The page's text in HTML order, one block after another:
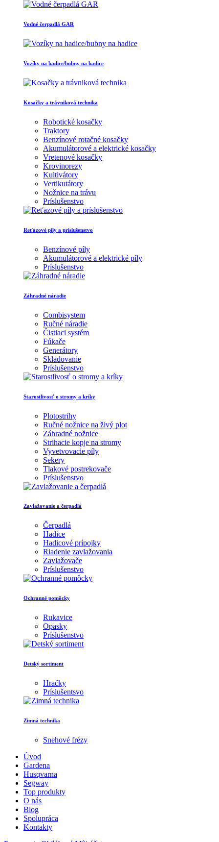
Vodné čerpadlá GAR
Vozíky na hadice/bubny na hadice
Kosačky a trávniková technika
Robotické kosačky
Traktory
Benzínové rotačné kosačky
Akumulátorové a elektrické kosačky
Vretenové kosačky
Krovinorezy
Kultivátory
Vertikutátory
Nožnice na trávu
Príslušenstvo
Reťazové píly a príslušenstvo
Benzínové píly
Akumulátorové a elektrické píly
Príslušenstvo
Záhradné náradie
Combisystem
Ručné náradie
Čistiaci systém
Fúkače
Generátory
Skladovanie
Príslušenstvo
Starostlivosť o stromy a kríky
Plotostrihy
Ručné nožnice na živý plot
Záhradné nožnice
Strihacie kopje na stromy
Vyvetvovacie píly
Sekery
Tlakové postrekovače
Príslušenstvo
Zavlažovanie a čerpadlá
Čerpadlá
Hadice
Hadicové prípojky
Riadenie zavlažovania
Zavlažovače
Príslušenstvo
Ochranné pomôcky
Rukavice
Opasky
Príslušenstvo
Detský sortiment
Hračky
Príslušentsvo
Zimná technika
Snehové frézy
Úvod
Gardena
Husqvarna
Segway
Top produkty
O nás
Blog
Spolupráca
Kontakty